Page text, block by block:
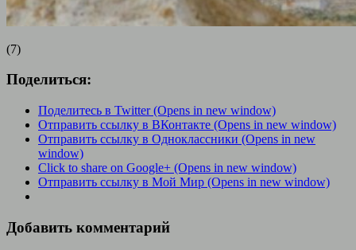
(7)
Поделиться:
Поделитесь в Twitter (Opens in new window)
Отправить ссылку в ВКонтакте (Opens in new window)
Отправить ссылку в Одноклассники (Opens in new
window)
Click to share on Google+ (Opens in new window)
Отправить ссылку в Мой Мир (Opens in new window)
Добавить комментарий